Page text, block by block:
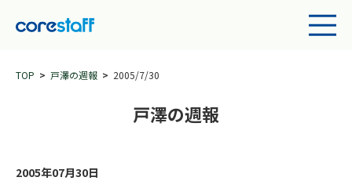
TOP 戸澤の週報 2005/7/30
戸澤の週報
2005年07月30日